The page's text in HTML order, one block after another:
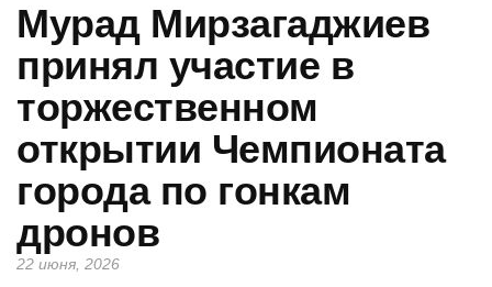
Мурад Мирзагаджиев
принял участие в
торжественном
открытии Чемпионата
города по гонкам
дронов
22 июня, 2026